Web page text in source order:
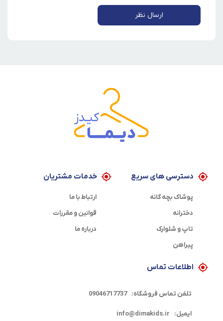
ارسال نظر
دسترسی های سریع
پوشاک بچه گانه
دخترانه
تاپ و شلوارک
پیراهن
خدمات مشتریان
ارتباط با ما
قوانین و مقررات
درباره ما
اطلاعات تماس
تلفن تماس فروشگاه: 09046717737
ایمیل: info@dimakids.ir